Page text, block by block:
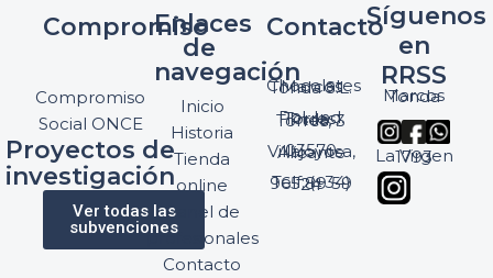
Compromiso
Compromiso
Social ONCE
Proyectos de
investigación
Ver todas las
subvenciones
Enlaces
de
navegación
Inicio
Historia
Tienda
online
Panel de
profesionales
Contacto
Contacto
Chocolates Marcos Tonda S.L.
Pol. Ind. Torres, Ptda. Torres, 3
03570 Villajoyosa, Alicante
Telf: (+34) 965 89 59 24
Síguenos
en
RRSS
Marcos Tonda
La Virgen 1793